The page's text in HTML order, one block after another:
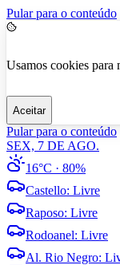
Pular para o conteúdo
Usamos cookies para
Aceitar
Pular para o conteúdo
SEX, 7 DE AGO.
16°C · 80%
Castello: Livre
Raposo: Livre
Rodoanel: Livre
Al. Rio Negro: